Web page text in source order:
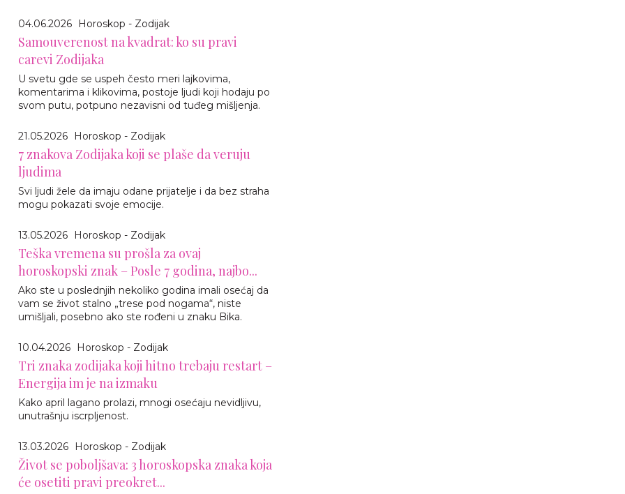
04.06.2026 Horoskop - Zodijak
Samouverenost na kvadrat: ko su pravi
carevi Zodijaka
U svetu gde se uspeh često meri lajkovima,
komentarima i klikovima, postoje ljudi koji hodaju po
svom putu, potpuno nezavisni od tuđeg mišljenja.
21.05.2026 Horoskop - Zodijak
7 znakova Zodijaka koji se plaše da veruju
ljudima
Svi ljudi žele da imaju odane prijatelje i da bez straha
mogu pokazati svoje emocije.
13.05.2026 Horoskop - Zodijak
Teška vremena su prošla za ovaj
horoskopski znak – Posle 7 godina, najbo...
Ako ste u poslednjih nekoliko godina imali osećaj da
vam se život stalno „trese pod nogama“, niste
umišljali, posebno ako ste rođeni u znaku Bika.
10.04.2026 Horoskop - Zodijak
Tri znaka zodijaka koji hitno trebaju restart –
Energija im je na izmaku
Kako april lagano prolazi, mnogi osećaju nevidljivu,
unutrašnju iscrpljenost.
13.03.2026 Horoskop - Zodijak
Život se poboljšava: 3 horoskopska znaka koja
će osetiti pravi preokret...